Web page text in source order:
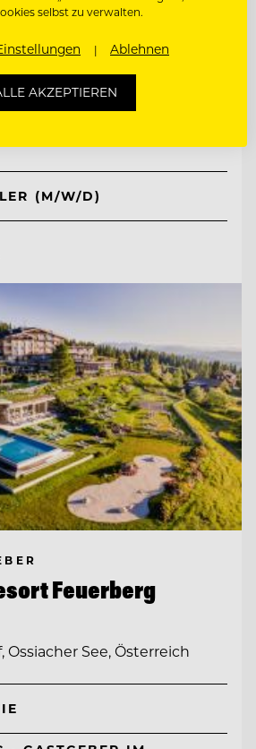
Kitzbühel
(M/W/D)
Feuerberg
Ossiacher See, Österreich
selbst zu verwalten.
Ablehnen
AKZEPTIEREN